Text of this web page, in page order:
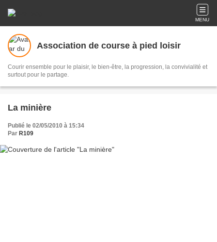
MENU
Association de course à pied loisir
Courir ensemble pour le plaisir, le bien-être, la progression, la convivialité et
surtout pour le partage.
La minière
Publié le 02/05/2010 à 15:34
Par R109